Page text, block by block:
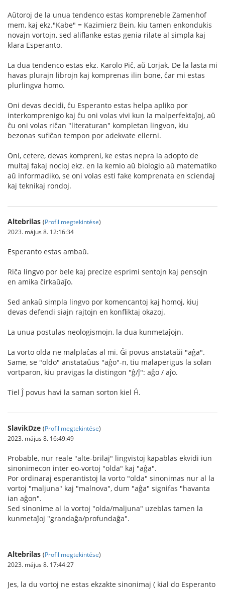
Aŭtoroj de la unua tendenco estas kompreneble Zamenhof
mem, kaj ekz."Kabe" = Kazimierz Bein, kiu tamen enkondukis
novajn vortojn, sed aliflanke estas genia rilate al simpla kaj
klara Esperanto.
La dua tendenco estas ekz. Karolo Piĉ, aŭ Lorjak. De la lasta mi
havas plurajn librojn kaj komprenas ilin bone, ĉar mi estas
plurlingva homo.
Oni devas decidi, ĉu Esperanto estas helpa apliko por
interkomprenigo kaj ĉu oni volas vivi kun la malperfektaĵoj, aŭ
ĉu oni volas riĉan "literaturan" kompletan lingvon, kiu
bezonas sufiĉan tempon por adekvate ellerni.
Oni, cetere, devas kompreni, ke estas nepra la adopto de
multaj fakaj nocioj ekz. en la kemio aŭ biologio aŭ matematiko
aŭ informadiko, se oni volas esti fake komprenata en sciendaj
kaj teknikaj rondoj.
Altebrilas (Profil megtekintése)
2023. május 8. 12:16:34
Esperanto estas ambaŭ.
Riĉa lingvo por bele kaj precize esprimi sentojn kaj pensojn
en amika ĉirkaŭaĵo.
Sed ankaŭ simpla lingvo por komencantoj kaj homoj, kiuj
devas defendi siajn rajtojn en konfliktaj okazoj.
La unua postulas neologismojn, la dua kunmetaĵojn.
La vorto olda ne malplaĉas al mi. Ĝi povus anstataŭi "aĝa".
Same, se "oldo" anstataŭus "aĝo"-n, tiu malaperigus la solan
vortparon, kiu pravigas la distingon "ĝ/ĵ": aĝo / aĵo.
Tiel Ĵ povus havi la saman sorton kiel Ĥ.
SlavikDze (Profil megtekintése)
2023. május 8. 16:49:49
Probable, nur reale "alte-brilaj" lingvistoj kapablas ekvidi iun
sinonimecon inter eo-vortoj "olda" kaj "aĝa".
Por ordinaraj esperantistoj la vorto "olda" sinonimas nur al la
vortoj "maljuna" kaj "malnova", dum "aĝa" signifas "havanta
ian aĝon".
Sed sinonime al la vortoj "olda/maljuna" uzeblas tamen la
kunmetaĵoj "grandaĝa/profundaĝa".
Altebrilas (Profil megtekintése)
2023. május 8. 17:44:27
Jes, la du vortoj ne estas ekzakte sinonimaj ( kial do Esperanto